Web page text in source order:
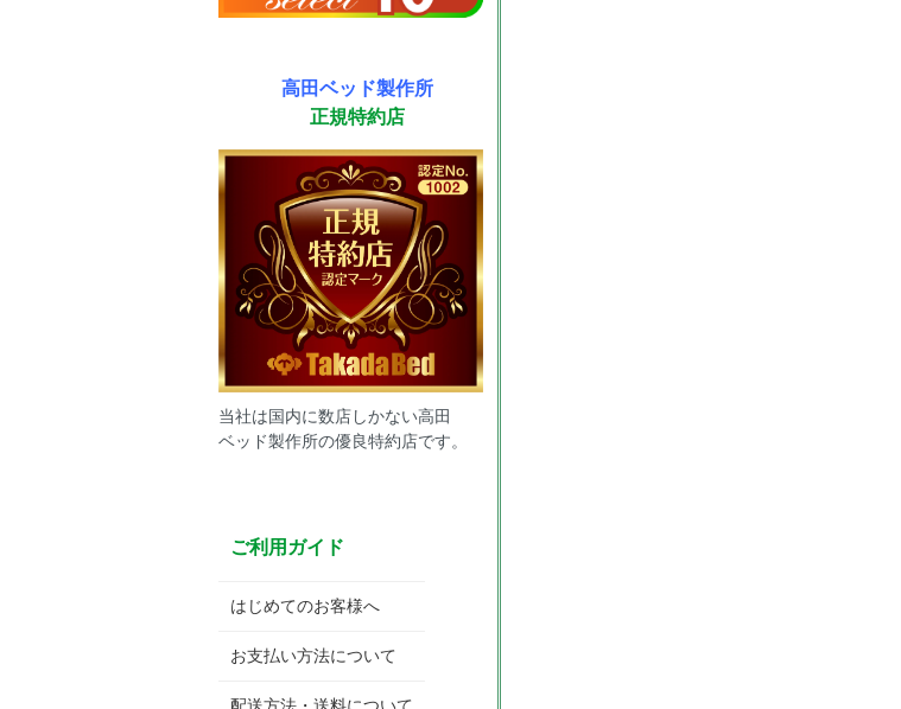
高田ベッド製作所
正規特約店
当社は国内に数店しかない高田
ベッド製作所の優良特約店です。
ご利用ガイド
はじめてのお客様へ
お支払い方法について
配送方法・送料について